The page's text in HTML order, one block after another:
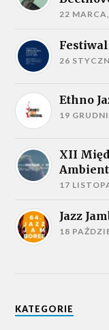
22
Festiwal
26
Ethno
19
XII
17
Jazz
18
KATEGORIE